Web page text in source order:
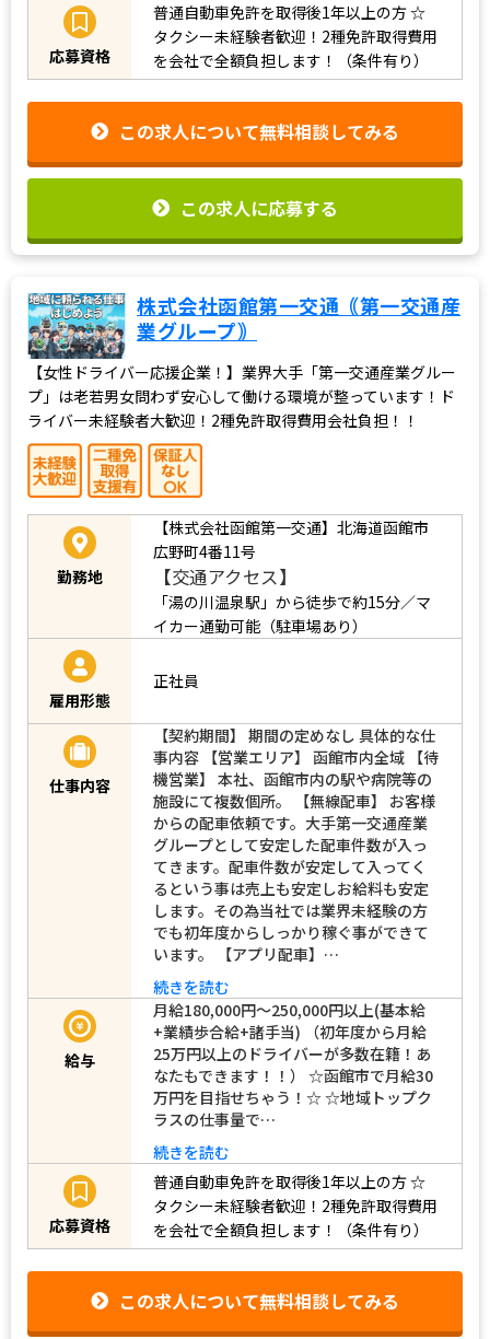
応募資格
普通自動車免許を取得後1年以上の方☆
タクシー未経験者歓迎！2種免許取得費用
を会社で全額負担します！（条件有り）
この求人について無料相談してみる
この求人に応募する
株式会社函館第一交通｟第一交通産
業グループ｠
【女性ドライバー応援企業！】業界大手「第一交通産業グルー
プ」は老若男女問わず安心して働ける環境が整っています！ド
ライバー未経験者大歓迎！2種免許取得費用会社負担！！
勤務地
【株式会社函館第一交通】北海道函館市
広野町4番11号
【交通アクセス】
「湯の川温泉駅」から徒歩で約15分／マ
イカー通勤可能（駐車場あり）
雇用形態
正社員
仕事内容
【契約期間】 期間の定めなし 具体的な仕
事内容 【営業エリア】 函館市内全域 【待
機営業】 本社、函館市内の駅や病院等の
施設にて複数個所。 【無線配車】 お客様
からの配車依頼です。大手第一交通産業
グループとして安定した配車件数が入っ
てきます。配車件数が安定して入ってく
るという事は売上も安定しお給料も安定
します。その為当社では業界未経験の方
でも初年度からしっかり稼ぐ事ができて
います。 【アプリ配車】…
続きを読む
給与
月給180,000円～250,000円以上(基本給
+業績歩合給+諸手当) （初年度から月給
25万円以上のドライバーが多数在籍！あ
なたもできます！！） ☆函館市で月給30
万円を目指せちゃう！☆ ☆地域トップク
ラスの仕事量で…
続きを読む
応募資格
普通自動車免許を取得後1年以上の方☆
タクシー未経験者歓迎！2種免許取得費用
を会社で全額負担します！（条件有り）
この求人について無料相談してみる